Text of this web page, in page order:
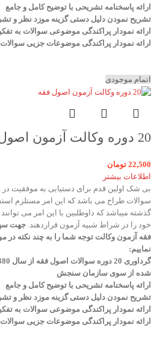
ارائه پاسخنامه تشریحی با توضیح کامل و جامع
تشریح نمودن دلیل دستی گزینه موزد نظر و
ارائه نمودار پراکندگی موضوعی سوالات به
رائه نمودار پراکندگی موضوعات جزیی سوالات
اتمام موجودی
20 دوره وکالت آزمون اصول فقه – چتردانش
22,500 تومان
اطلاعات بیشتر
بی شک اولین قدم برای دستیابی به موفقیت
سوالات طراح می باشد که این امر مستلزم
گذشته میباشد که داوطلبین با این امر می
خود را در شراط شبیه آزمون قراردهند.
فقه آزمون وکالت توجه شما را به چند نکته
نماییم:
شده از سوی سازمان سنجش
ارائه پاسخنامه تشریحی با توضیح کامل و جامع
تشریح نمودن دلیل دستی گزینه موزد نظر و
ارائه نمودار پراکندگی موضوعی سوالات به
رائه نمودار پراکندگی موضوعات جزیی سوالات